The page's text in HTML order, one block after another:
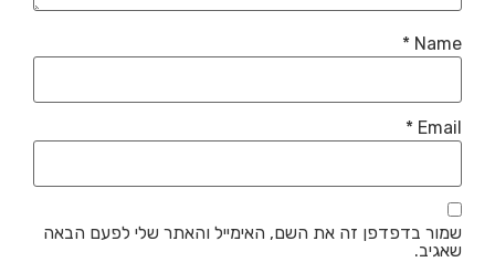
Name
*
Email
*
שמור בדפדפן זה את השם, האימייל והאתר שלי לפעם הבאה
שאגיב.